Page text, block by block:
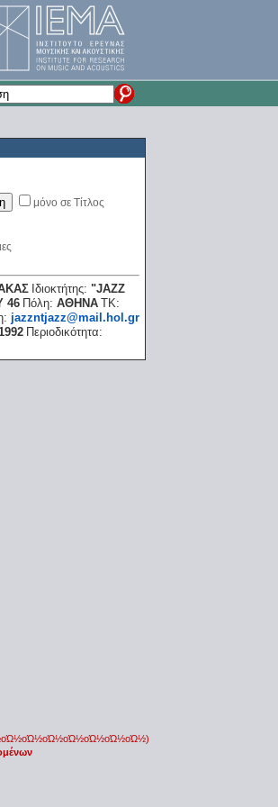
μόνο σε Τίτλος
Ιδιοκτήτης: "JAZZ
46 Πόλη: ΑΘΗΝΑ ΤΚ:
jazzntjazz@mail.hol.gr
Περιοδικότητα: